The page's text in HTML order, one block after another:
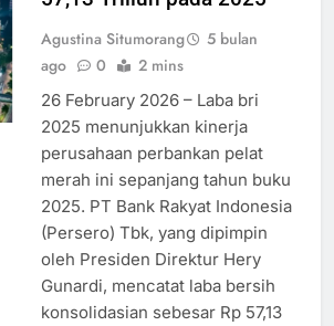
Agustina Situmorang
5 bulan
ago
0 2 mins
26 February 2026 – Laba bri
2025 menunjukkan kinerja
perusahaan perbankan pelat
merah ini sepanjang tahun buku
2025. PT Bank Rakyat Indonesia
(Persero) Tbk, yang dipimpin
oleh Presiden Direktur Hery
Gunardi, mencatat laba bersih
konsolidasian sebesar Rp 57,13